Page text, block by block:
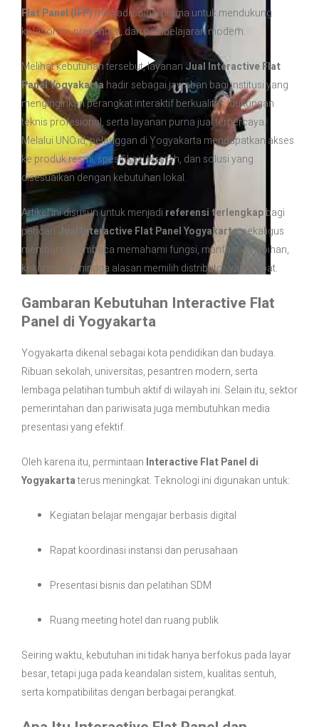
Flat Panel (IFP)menjadi solusi utama untuk mendukung
kolaborasi, presentasi, dan pembelajaran modern.
Melihat kebutuhan tersebut, layanan Jual Interactive Flat
Panel Yogyakarta hadir sebagai jawaban bagi institusi yang
menginginkan perangkat interaktif berkualitas, dukungan
teknis profesional, serta layanan purna jual terpercaya.
Melalui UNO.id, pelanggan di Yogyakarta mendapatkan akses
ke produk resmi, spesifikasi terarah, dan solusi yang
disesuaikan dengan kebutuhan lokal.
Artikel ini disusun untuk menjadi referensi terlengkapbagi
pencari Jual Interactive Flat Panel Yogyakarta, sekaligus
membantu pembaca memahami fungsi, manfaat, kelebihan,
kekurangan, hingga alasan memilih distributor yang tepat.
Gambaran Kebutuhan Interactive Flat
Panel di Yogyakarta
Yogyakarta dikenal sebagai kota pendidikan dan budaya.
Ribuan sekolah, universitas, pesantren modern, serta
lembaga pelatihan tumbuh aktif di wilayah ini. Selain itu, sektor
pemerintahan dan pariwisata juga membutuhkan media
presentasi yang efektif.
Oleh karena itu, permintaan Interactive Flat Panel di
Yogyakartaterus meningkat. Teknologi ini digunakan untuk:
Kegiatan belajar mengajar berbasis digital
Rapat koordinasi instansi dan perusahaan
Presentasi bisnis dan pelatihan SDM
Ruang meeting hotel dan ruang publik
Seiring waktu, kebutuhan ini tidak hanya berfokus pada layar
besar, tetapi juga pada keandalan sistem, kualitas sentuh,
serta kompatibilitas dengan berbagai perangkat.